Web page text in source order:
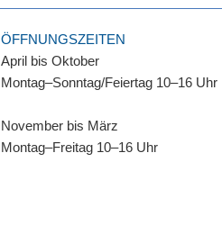
ÖFFNUNGSZEITEN
April bis Oktober
Montag–Sonntag/Feiertag 10–16 Uhr
November bis März
Montag–Freitag 10–16 Uhr